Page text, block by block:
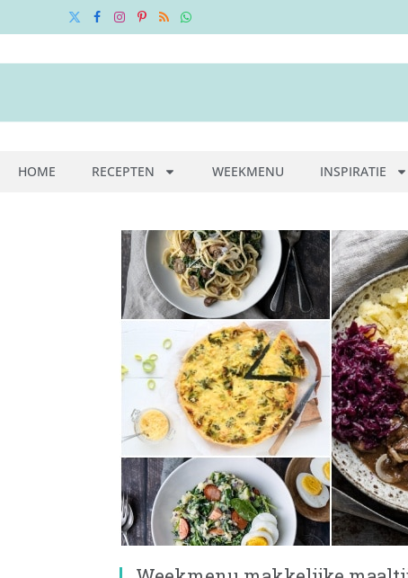
X
FacebookInstagram
Pinterest
RSSWhatsApp
HOME RECEPTEN WEEKMENU INSPIRATIE